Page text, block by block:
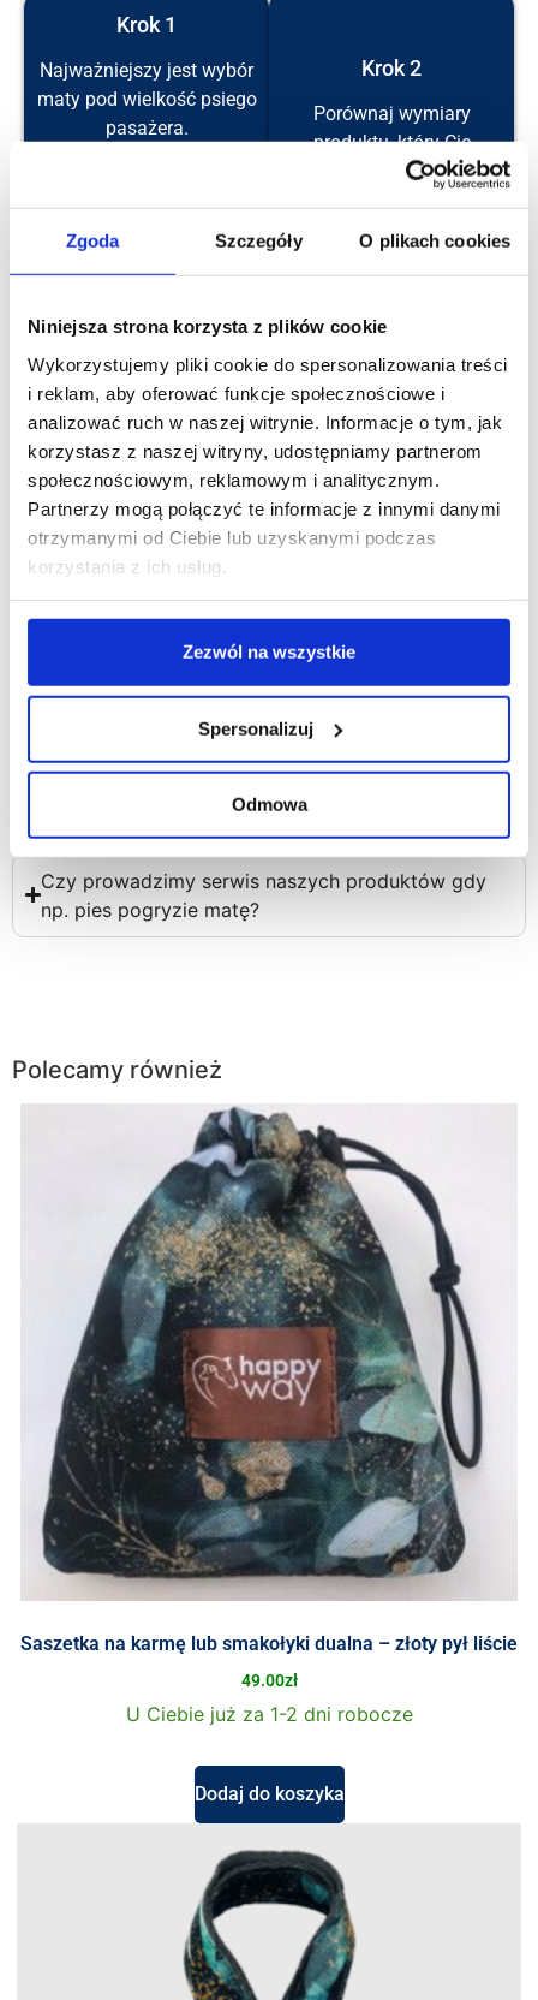
Zgoda Szczegóły O plikach cookies
Niniejsza strona korzysta z plików cookie
Wykorzystujemy pliki cookie do spersonalizowania treści
i reklam, aby oferować funkcje społecznościowe i
analizować ruch w naszej witrynie. Informacje o tym, jak
korzystasz z naszej witryny, udostępniamy partnerom
społecznościowym, reklamowym i analitycznym.
Partnerzy mogą połączyć te informacje z innymi danymi
otrzymanymi od Ciebie lub uzyskanymi podczas
korzystania z ich usług.
Zezwól na wszystkie
Spersonalizuj
Odmowa
Krok 1
Najważniejszy jest wybór
maty pod wielkość psiego
pasażera.
może się to skończyć
niechęcią do podróży.
możliwość swobodnego
dzięki czemu podróż
będzie samą
przyjemnością.
Krok 2
Porównaj wymiary
produktu, który Cię
interesuje i sprawdź czy
aucie.
Nasze produkty mają
pasują do większości
modeli samochodów ale
warto się upewnić. ;)
Jeśli okaże się że mata nie pasuje, to czy mogę ją
zwrócić?
Czy jest możliwość wykonania maty na
Czy mata jest wodoodporna?
Czy matę można prać?
Nie ma w sklepie zestawienia "kolor + wzór" dla
Czy prowadzimy serwis naszych produktów gdy
np. pies pogryzie matę?
Polecamy również
Saszetka na karmę lub smakołyki dualna – złoty pył liście
49.00zł
U Ciebie już za 1-2 dni robocze
Dodaj do koszyka